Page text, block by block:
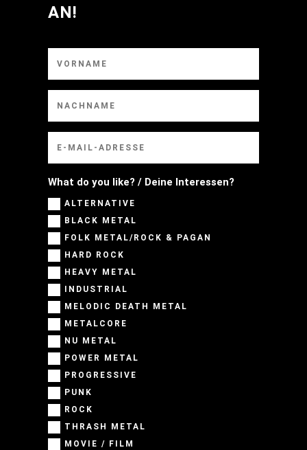
AN!
What do you like? / Deine Interessen?
ALTERNATIVE
BLACK METAL
FOLK METAL/ROCK & PAGAN
HARD ROCK
HEAVY METAL
INDUSTRIAL
MELODIC DEATH METAL
METALCORE
NU METAL
POWER METAL
PROGRESSIVE
PUNK
ROCK
THRASH METAL
MOVIE / FILM